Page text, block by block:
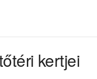
kertjei